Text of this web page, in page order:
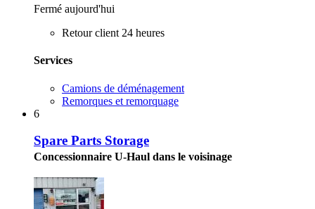
Fermé aujourd'hui
Retour client 24 heures
Services
Camions de déménagement
Remorques et remorquage
6
Spare Parts Storage
Concessionnaire U-Haul dans le voisinage